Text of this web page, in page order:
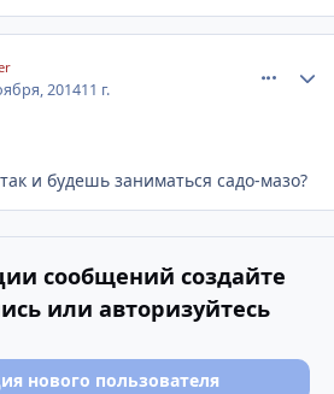
201411 г.
и будешь заниматься садо-мазо?
сообщений создайте
или авторизуйтесь
нового пользователя